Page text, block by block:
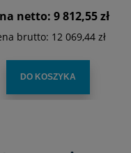
netto: 9 812,55 zł
brutto: 12 069,44 zł
DO KOSZYKA